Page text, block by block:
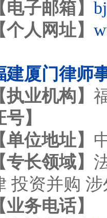
电子邮箱】
个人网址】
建厦门律师
执业机构】
】
单位地址】
专长领域】
投资并购
业务电话】